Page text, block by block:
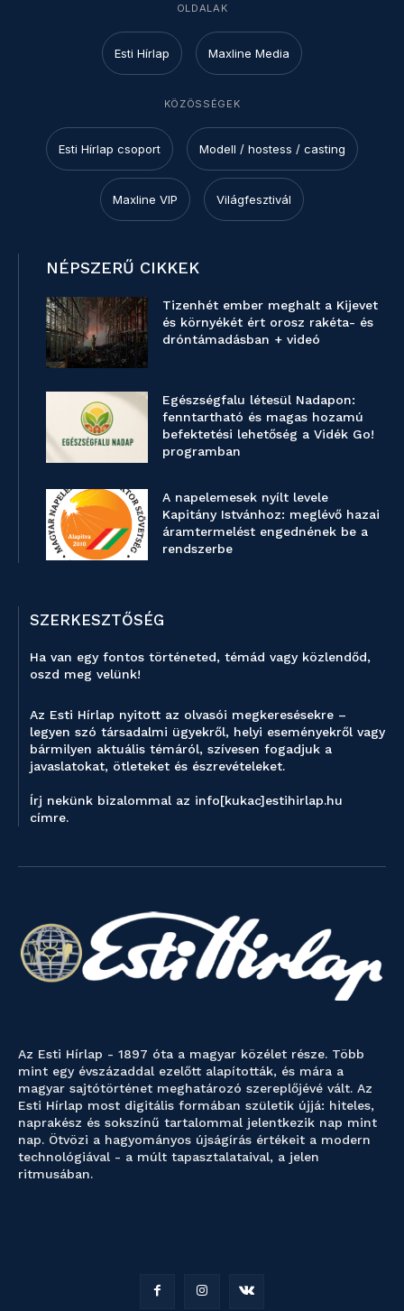
OLDALAK
Esti Hírlap Maxline Media
KÖZÖSSÉGEK
Esti Hírlap csoport Modell / hostess / casting
Maxline VIP Világfesztivál
NÉPSZERŰ CIKKEK
Tizenhét ember meghalt a Kijevet
és környékét ért orosz rakéta- és
dróntámadásban + videó
Egészségfalu létesül Nadapon:
fenntartható és magas hozamú
befektetési lehetőség a Vidék Go!
programban
A napelemesek nyílt levele
Kapitány Istvánhoz: meglévő hazai
áramtermelést engednének be a
rendszerbe
SZERKESZTŐSÉG
Ha van egy fontos történeted, témád vagy közlendőd,
oszd meg velünk!
Az Esti Hírlap nyitott az olvasói megkeresésekre –
legyen szó társadalmi ügyekről, helyi eseményekről vagy
bármilyen aktuális témáról, szívesen fogadjuk a
javaslatokat, ötleteket és észrevételeket.
Írj nekünk bizalommal az info[kukac]estihirlap.hu
címre.
Az Esti Hírlap - 1897 óta a magyar közélet része. Több
mint egy évszázaddal ezelőtt alapították, és mára a
magyar sajtótörténet meghatározó szereplőjévé vált. Az
Esti Hírlap most digitális formában születik újjá: hiteles,
naprakész és sokszínű tartalommal jelentkezik nap mint
nap. Ötvözi a hagyományos újságírás értékeit a modern
technológiával - a múlt tapasztalataival, a jelen
ritmusában.